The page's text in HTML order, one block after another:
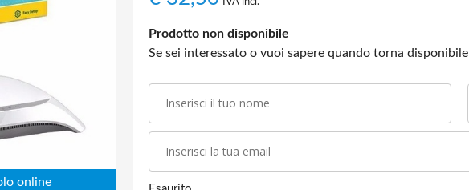
Prodotto non disponibile
Se sei interessato o vuoi sapere quando torna